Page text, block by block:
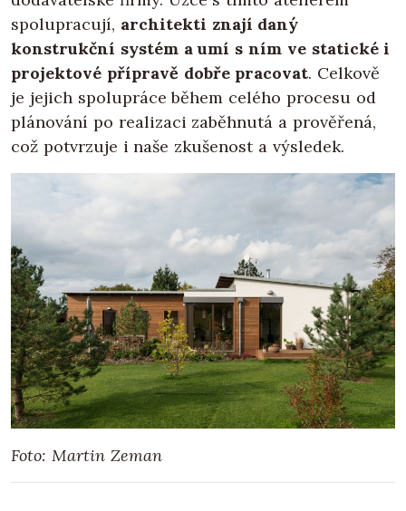
spolupracují, architekti znají daný
konstrukční systém a umí s ním ve statické i
projektové přípravě dobře pracovat. Celkově
je jejich spolupráce během celého procesu od
plánování po realizaci zaběhnutá a prověřená,
což potvrzuje i naše zkušenost a výsledek.
Foto: Martin Zeman